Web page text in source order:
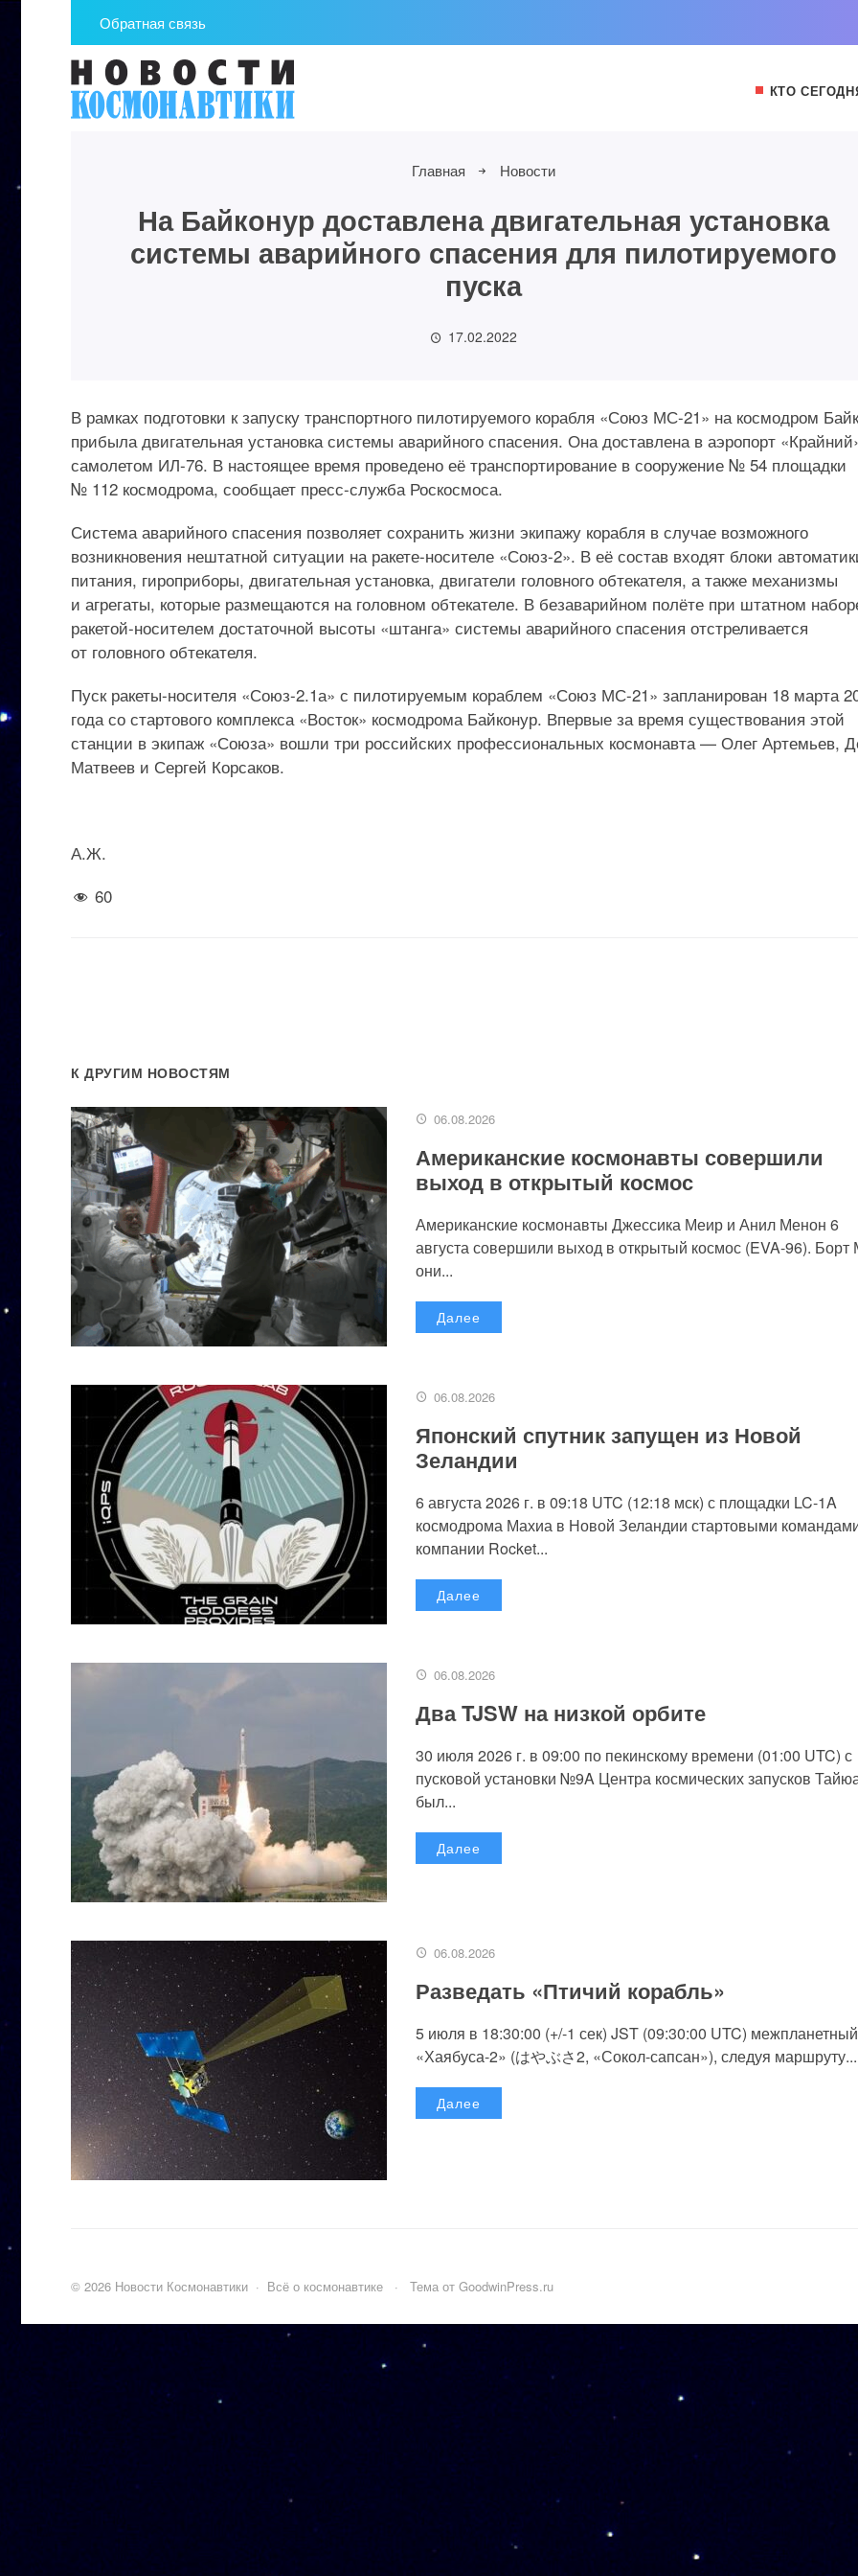
Обратная связь
КТО
Главная Новости
На Байконур доставлена двигательная установка
системы аварийного спасения для пилотируемого
пуска
17.02.2022
В рамках подготовки к запуску транспортного пилотируемого корабля «Союз МС-21» на космодром
прибыла двигательная установка системы аварийного спасения. Она доставлена в аэропорт
самолетом ИЛ-76. В настоящее время проведено её транспортирование в сооружение № 54 площадки
№ 112 космодрома, сообщает пресс-служба Роскосмоса.
Система аварийного спасения позволяет сохранить жизни экипажу корабля в случае возможного
возникновения нештатной ситуации на ракете-носителе «Союз-2». В её состав входят блоки
питания, гироприборы, двигательная установка, двигатели головного обтекателя, а также механизмы
и агрегаты, которые размещаются на головном обтекателе. В безаварийном полёте при штатном
ракетой-носителем достаточной высоты «штанга» системы аварийного спасения отстреливается
от головного обтекателя.
Пуск ракеты-носителя «Союз-2.1а» с пилотируемым кораблем «Союз МС-21» запланирован 18 марта
года со стартового комплекса «Восток» космодрома Байконур. Впервые за время существования этой
станции в экипаж «Союза» вошли три российских профессиональных космонавта — Олег Артемьев,
Матвеев и Сергей Корсаков.
А.Ж.
60
К ДРУГИМ НОВОСТЯМ
06.08.2026
Американские космонавты совершили
выход в открытый космос
Американские космонавты Джессика Меир и Анил Менон 6
августа совершили выход в открытый космос (EVA-96).
они...
Далее
06.08.2026
Японский спутник запущен из Новой
Зеландии
6 августа 2026 г. в 09:18 UTC (12:18 мск) с площадки LC-1A
космодрома Махиа в Новой Зеландии стартовыми
компании Rocket...
Далее
06.08.2026
Два TJSW на низкой орбите
30 июля 2026 г. в 09:00 по пекинскому времени (01:00 UTC) с
пусковой установки №9A Центра космических запусков
был...
Далее
06.08.2026
Разведать «Птичий корабль»
5 июля в 18:30:00 (+/-1 сек) JST (09:30:00 UTC)
«Хаябуса-2» (はやぶさ2, «Сокол-сапсан»), следуя маршруту...
Далее
© 2026 Новости Космонавтики · Всё о космонавтике · Тема от GoodwinPress.ru